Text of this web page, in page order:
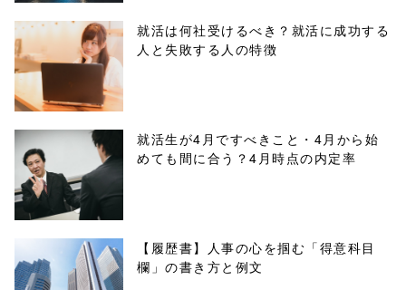
parts/sns-
buttons.php on
line10
/1026745"
onclick="windo
w.open(this.hre
f, 'Gwindow',
'width=550,
就活は何社受けるべき？就活に成功する
人と失敗する人の特徴
就活生が4月ですべきこと・4月から始
めても間に合う？4月時点の内定率
【履歴書】人事の心を掴む「得意科目
欄」の書き方と例文